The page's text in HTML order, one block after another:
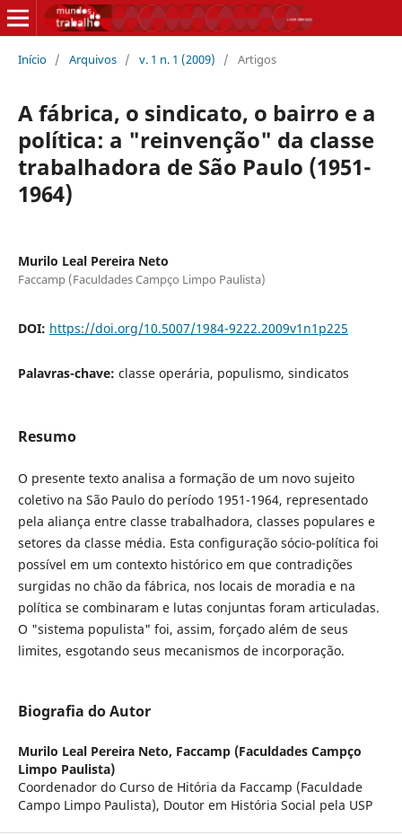
Início / Arquivos / v. 1 n. 1 (2009) / Artigos
A fábrica, o sindicato, o bairro e a
política: a "reinvenção" da classe
trabalhadora de São Paulo (1951-
1964)
Murilo Leal Pereira Neto
Faccamp (Faculdades Campço Limpo Paulista)
DOI: https://doi.org/10.5007/1984-9222.2009v1n1p225
Palavras-chave: classe operária, populismo, sindicatos
Resumo
O presente texto analisa a formação de um novo sujeito
coletivo na São Paulo do período 1951-1964, representado
pela aliança entre classe trabalhadora, classes populares e
setores da classe média. Esta configuração sócio-política foi
possível em um contexto histórico em que contradições
surgidas no chão da fábrica, nos locais de moradia e na
política se combinaram e lutas conjuntas foram articuladas.
O "sistema populista" foi, assim, forçado além de seus
limites, esgotando seus mecanismos de incorporação.
Biografia do Autor
Murilo Leal Pereira Neto, Faccamp (Faculdades Campço
Limpo Paulista)
Coordenador do Curso de Hitória da Faccamp (Faculdade
Campo Limpo Paulista), Doutor em História Social pela USP